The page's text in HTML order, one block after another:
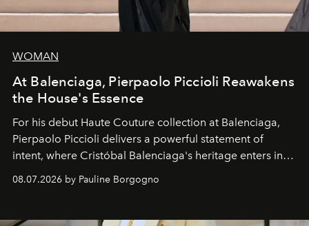
WOMAN
At Balenciaga, Pierpaolo Piccioli Reawakens
the House's Essence
For his debut Haute Couture collection at Balenciaga,
Pierpaolo Piccioli delivers a powerful statement of
intent, where Cristóbal Balenciaga's heritage enters into
and creation.
08.07.2026 by Pauline Borgogno